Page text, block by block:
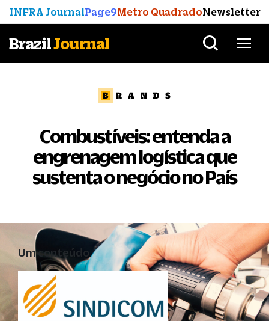
INFRA JournalPage9Metro QuadradoNewsletter
BrazilJournal
Combustíveis: entenda a
engrenagem logística que
sustenta o negócio no País
Um conteúdo